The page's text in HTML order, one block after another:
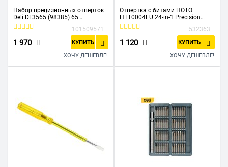
Набор прецизионных отверток
Deli DL3565 (98385) 65
предметов
101509571
1 970 КУПИТЬ
ХОЧУ ДЕШЕВЛЕ!
Отвертка с битами HOTO
HTT0004EU 24-in-1 Precision
Screwdriver Red
532363
1 120 КУПИТЬ
ХОЧУ ДЕШЕВЛЕ!